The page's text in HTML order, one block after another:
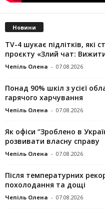
Новини
TV-4 шукає підлітків, які
проєкту «Злий чат:
Чепіль Олена - 07.08.2026
Понад 90% шкіл з усієї
гарячого харчування
Чепіль Олена - 07.08.2026
Як офіси “Зроблено в
розвивати власну справу
Чепіль Олена - 07.08.2026
Після температурних
похолодання та дощі
Чепіль Олена - 07.08.2026